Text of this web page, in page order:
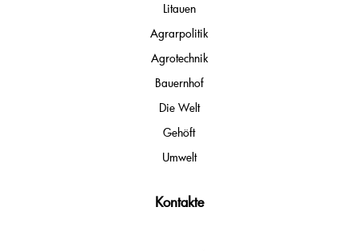
Litauen
Agrarpolitik
Agrotechnik
Bauernhof
Die Welt
Gehöft
Umwelt
Kontakte